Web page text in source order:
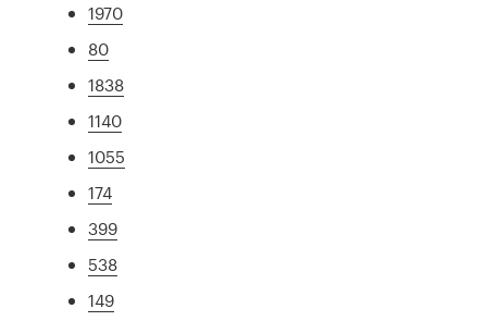
1970
80
1838
1140
1055
174
399
538
149